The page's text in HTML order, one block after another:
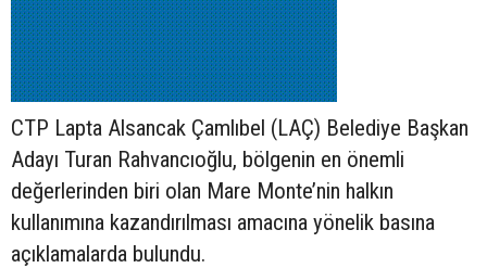
CTP Lapta Alsancak Çamlıbel (LAÇ) Belediye Başkan
Adayı Turan Rahvancıoğlu, bölgenin en önemli
değerlerinden biri olan Mare Monte’nin halkın
kullanımına kazandırılması amacına yönelik basına
açıklamalarda bulundu.